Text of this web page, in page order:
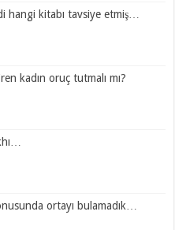
hangi kitabı tavsiye etmiş…
kadın oruç tutmalı mı?
ortayı bulamadık…